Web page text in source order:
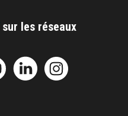
sur les réseaux